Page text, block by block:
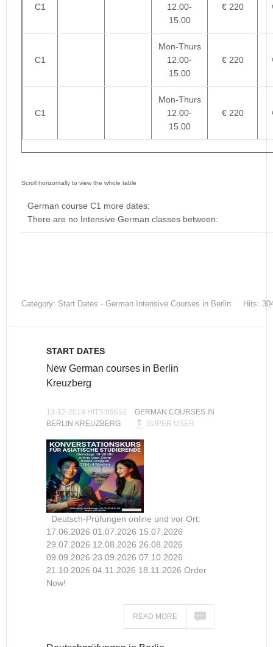
C1
12.00-
15.00
€ 220
C1
Mon-Thurs
12.00-
15.00
€ 220
C1
Mon-Thurs
12.00-
15.00
€ 220
German course C1 more dates:
There are no Intensive German classes between:
Category: Start Dates - German Intensive Courses in Berlin Hits:
START DATES
New German courses in Berlin
Kreuzberg
13-12-2019 HITS:89653
GERMAN COURSES IN
BERLIN KREUZBERG
SUPER USER
Deutsch-Prüfungen online und vor Ort:
17.06.2026 01.07.2026 15.07.2026
29.07.2026 12.08.2026 26.08.2026
09.09.2026 23.09.2026 07.10.2026
21.10.2026 04.11.2026 18.11.2026 Order
Now!
READ MORE